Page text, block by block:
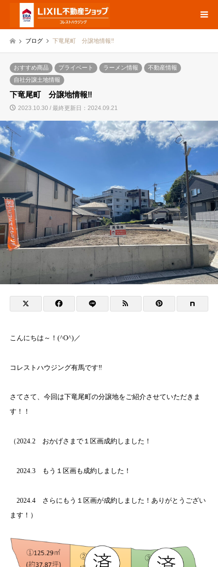
ブログ 下竜尾町 分譲地情報‼
おすすめ商品 プライベート ラーメン情報
不動産情報
自社分譲土地情報
下竜尾町 分譲地情報‼
2023.10.30 / 最終更新日：2024.09.21
こんにちは～！(^O^)／
コレストハウジング有馬です‼
さてさて、今回は下竜尾町の分譲地をご紹介させていただきま
す！！
（2024.2 おかげさまで１区画成約しました！
2024.3 もう１区画も成約しました！
2024.4 さらにもう１区画が成約しました！ありがとうござい
ます！）